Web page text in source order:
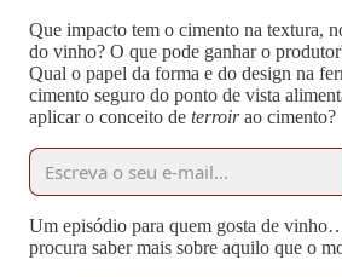
Que impacto tem o cimento na textura,
do vinho? O que pode ganhar o
Qual o papel da forma e do design na
cimento seguro do ponto de vista
aplicar o conceito de terroirao cimento?
Um episódio para quem gosta de
procura saber mais sobre aquilo que o